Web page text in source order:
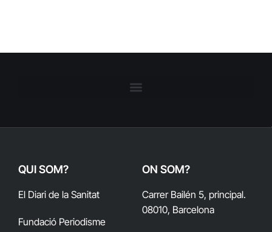
QUI SOM?
El Diari de la Sanitat
Fundació Periodisme
ON SOM?
Carrer Bailén 5, principal.
08010, Barcelona